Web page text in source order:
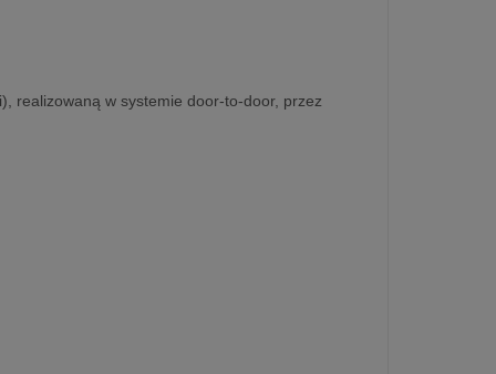
realizowaną w systemie door-to-door, przez